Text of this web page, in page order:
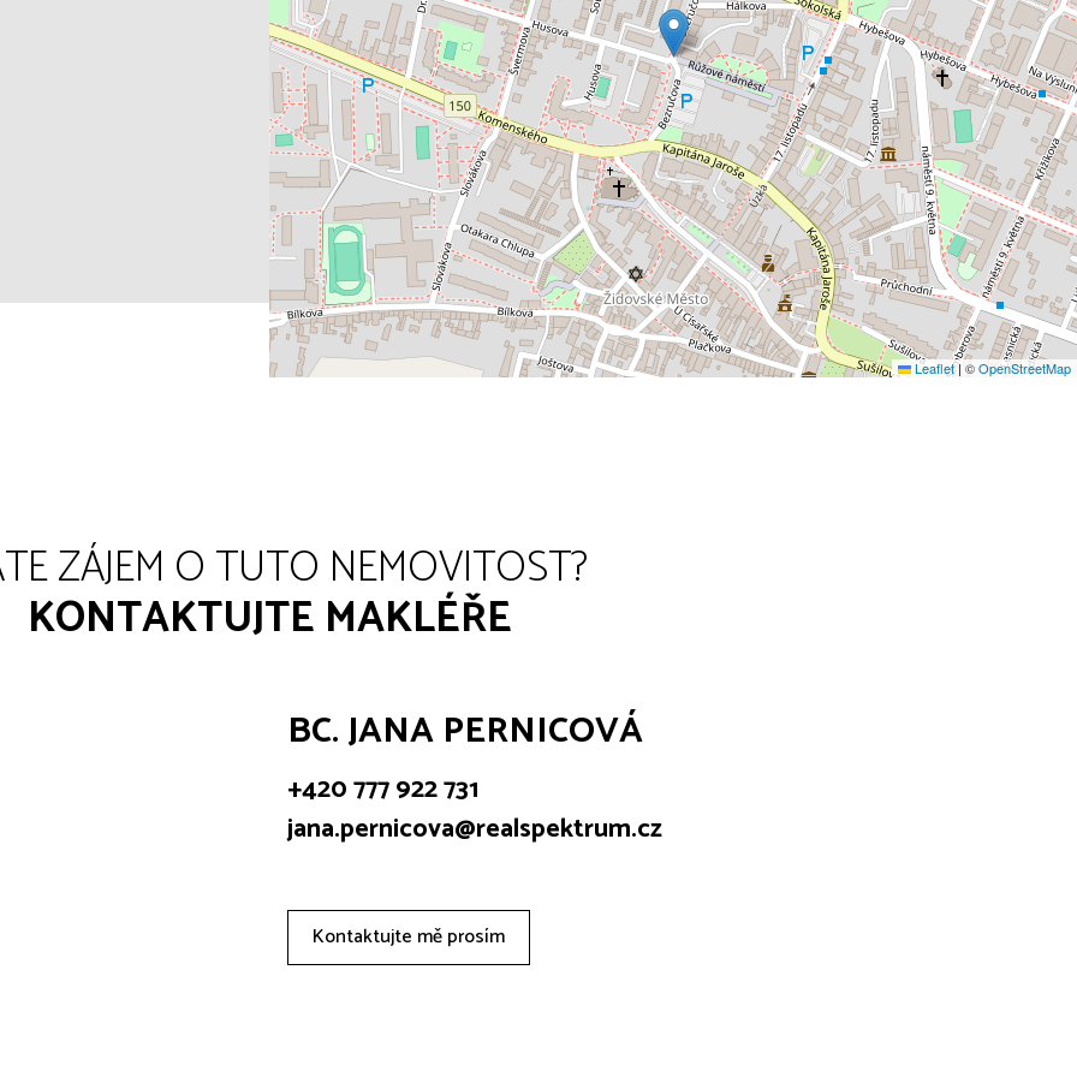
Leaflet| ©OpenStreetMap
ZÁJEM O TUTO NEMOVITOST?
KONTAKTUJTE MAKLÉŘE
BC. JANA PERNICOVÁ
+420 777 922 731
jana.pernicova@realspektrum.cz
Kontaktujte mě prosím